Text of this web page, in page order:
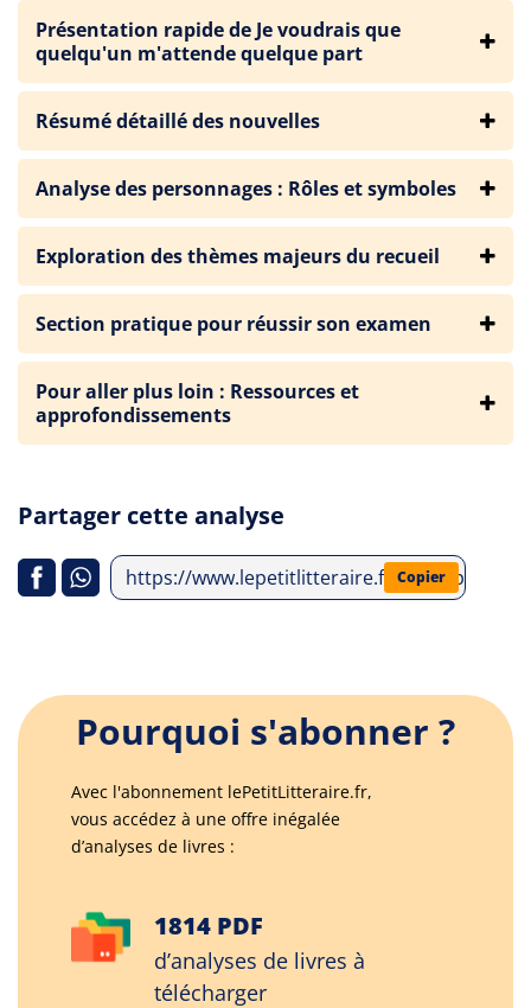
Présentation rapide de Je voudrais que
quelqu'un m'attende quelque part
Résumé détaillé des nouvelles
Analyse des personnages : Rôles et symboles
Exploration des thèmes majeurs du recueil
Section pratique pour réussir son examen
Pour aller plus loin : Ressources et
approfondissements
Partager cette analyse
https://www.lepetitlitteraire.fr/index.php/
Copier
Pourquoi s'abonner ?
Avec l'abonnement lePetitLitteraire.fr,
vous accédez à une offre inégalée
d’analyses de livres :
1814 PDF
d’analyses de livres à
télécharger